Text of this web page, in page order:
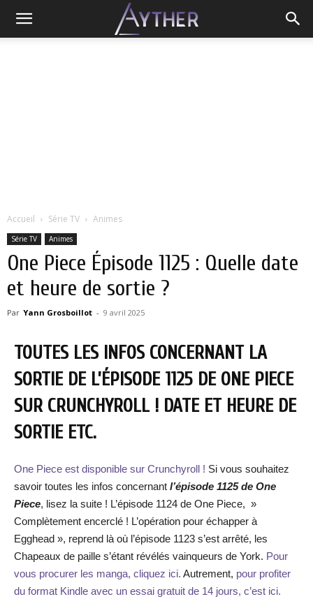
Accueil Série TV Animes
Série TV Animes
One Piece Épisode 1125 : Quelle date
et heure de sortie ?
Par Yann Grosboillot - 9 avril 2025
TOUTES LES INFOS CONCERNANT LA
SORTIE DE L’ÉPISODE 1125 DE ONE PIECE
SUR CRUNCHYROLL ! DATE ET HEURE DE
SORTIE ETC.
One Piece est disponible sur Crunchyroll ! Si vous souhaitez
savoir toutes les infos concernant l’épisode 1125 de One
Piece, lisez la suite ! L’épisode 1124 de One Piece, »
Complètement encerclé ! L’opération pour échapper à
Egghead », reprend là où l’épisode 1123 s’est arrêté, les
Chapeaux de paille s’étant révélés vainqueurs de York. Pour
vous procurer les manga, cliquez ici. Autrement, pour profiter
du format Kindle avec un essai gratuit de 14 jours, c’est ici.